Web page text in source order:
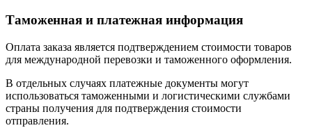
Таможенная и платежная информация
Оплата заказа является подтверждением стоимости товаров
для международной перевозки и таможенного оформления.
В отдельных случаях платежные документы могут
использоваться таможенными и логистическими службами
страны получения для подтверждения стоимости
отправления.